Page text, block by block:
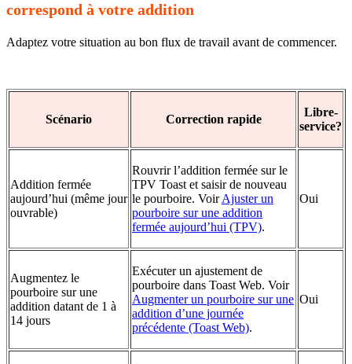
correspond à votre addition
Adaptez votre situation au bon flux de travail avant de commencer.
Scénario Correction rapide
Libre-
service?
Addition fermée
aujourd’hui (même jour
ouvrable)
Rouvrir l’addition fermée sur le
TPV Toast et saisir de nouveau
le pourboire. VoirAjuster un
pourboire sur une addition
fermée aujourd’hui (TPV).
Oui
Augmentez le
pourboire sur une
addition datant de 1 à
14 jours
Exécuter un ajustement de
pourboire dans Toast Web. Voir
Augmenter un pourboire sur une
addition d’une journée
précédente (Toast Web).
Oui